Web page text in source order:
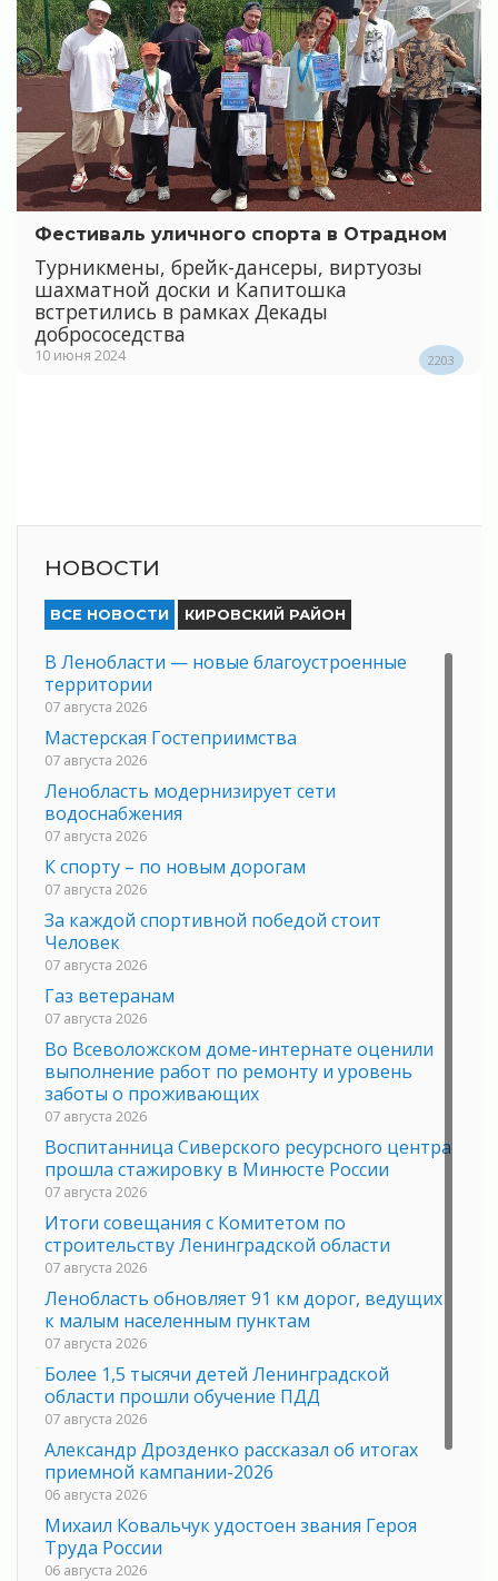
Фестиваль уличного спорта в Отрадном
Турникмены, брейк-дансеры, виртуозы
шахматной доски и Капитошка
встретились в рамках Декады
добрососедства
10 июня 2024 2203
НОВОСТИ
ВСЕ НОВОСТИ КИРОВСКИЙ РАЙОН
В Ленобласти — новые благоустроенные
территории
07 августа 2026
Мастерская Гостеприимства
07 августа 2026
Ленобласть модернизирует сети
водоснабжения
07 августа 2026
К спорту – по новым дорогам
07 августа 2026
За каждой спортивной победой стоит
Человек
07 августа 2026
Газ ветеранам
07 августа 2026
Во Всеволожском доме-интернате оценили
выполнение работ по ремонту и уровень
заботы о проживающих
07 августа 2026
Воспитанница Сиверского ресурсного центра
прошла стажировку в Минюсте России
07 августа 2026
Итоги совещания с Комитетом по
строительству Ленинградской области
07 августа 2026
Ленобласть обновляет 91 км дорог, ведущих
к малым населенным пунктам
07 августа 2026
Более 1,5 тысячи детей Ленинградской
области прошли обучение ПДД
07 августа 2026
Александр Дрозденко рассказал об итогах
приемной кампании-2026
06 августа 2026
Михаил Ковальчук удостоен звания Героя
Труда России
06 августа 2026